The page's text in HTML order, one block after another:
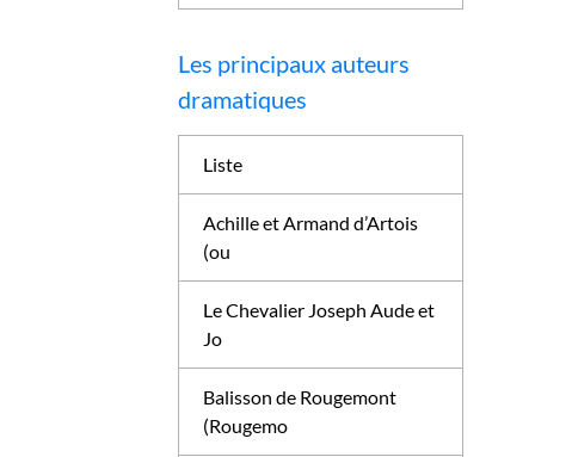
Les principaux auteurs
dramatiques
Liste
Achille et Armand d’Artois
(ou
Le Chevalier Joseph Aude et
Jo
Balisson de Rougemont
(Rougemo